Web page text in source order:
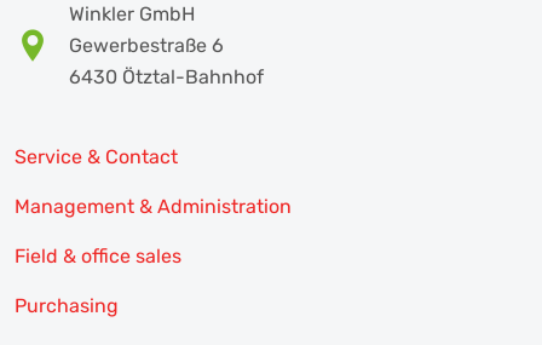
Winkler GmbH
Gewerbestraße 6
6430 Ötztal-Bahnhof
Service & Contact
Management & Administration
Field & office sales
Purchasing